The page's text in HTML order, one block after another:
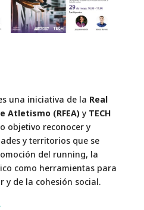
una iniciativa de la Real
Atletismo (RFEA) y TECH
objetivo reconocer y
y territorios que se
del running, la
como herramientas para
y de la cohesión social.